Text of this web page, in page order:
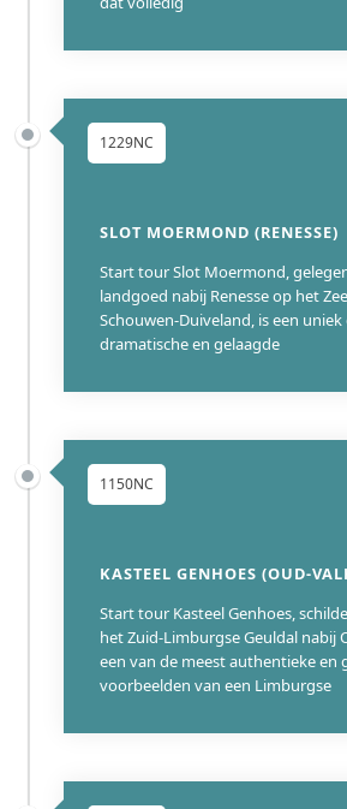
1229NC
SLOT MOERMOND (RENESSE)
Start tour Slot Moermond,
landgoed nabij Renesse op het
Schouwen-Duiveland, is een
dramatische en gelaagde
1150NC
KASTEEL GENHOES (OUD-
Start tour Kasteel Genhoes,
het Zuid-Limburgse Geuldal nabij
een van de meest authentieke en
voorbeelden van een Limburgse